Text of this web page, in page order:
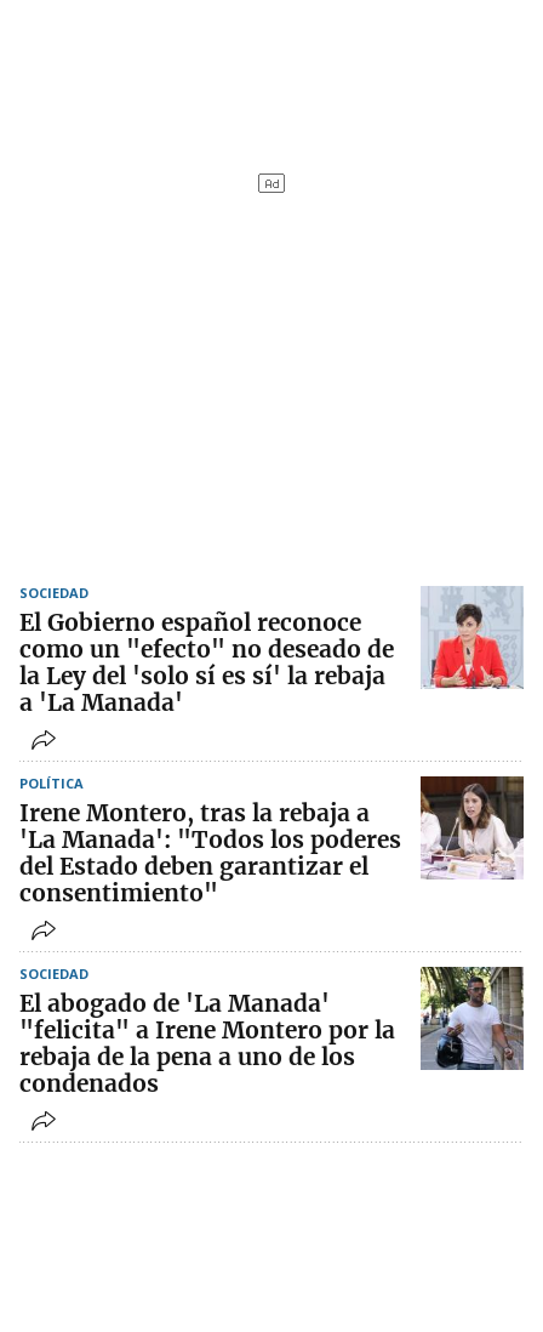
SOCIEDAD
El Gobierno español reconoce
como un "efecto" no deseado de
la Ley del 'solo sí es sí' la rebaja
a 'La Manada'
POLÍTICA
Irene Montero, tras la rebaja a
'La Manada': "Todos los poderes
del Estado deben garantizar el
consentimiento"
SOCIEDAD
El abogado de 'La Manada'
"felicita" a Irene Montero por la
rebaja de la pena a uno de los
condenados